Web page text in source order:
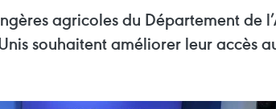
agricoles du Département de
souhaitent améliorer leur accès